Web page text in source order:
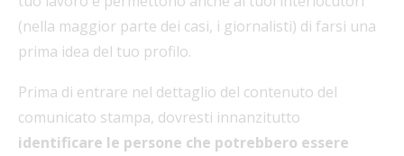
(nella maggior parte dei casi, i giornalisti) di farsi una
prima idea del tuo profilo.
Prima di entrare nel dettaglio del contenuto del
comunicato stampa, dovresti innanzitutto
identificare le persone che potrebbero essere